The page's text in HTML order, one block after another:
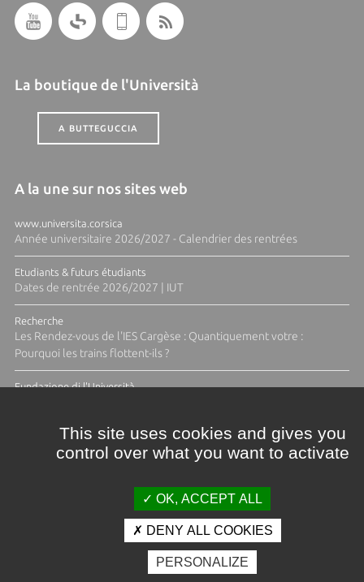
La boutique de l'Università
A BUTTEGUCCIA
A la une sur nos sites web
www.universita.corsica
Année universitaire 2026/2027 - Calendrier des rentrées
Etudiants & futurs étudiants
Dates de rentrée 2026/2027 | IUT
Recherche
Les Rendez-vous de l'IES Cargèse : Quantiquement votre :
Pourquoi les trains flottent-ils ?
Fundazione di l'Università
Crédits et mentions légales
Espace presse
Photothèque
This site uses cookies and gives you
control over what you want to activate
OK, ACCEPT ALL
DENY ALL COOKIES
PERSONALIZE